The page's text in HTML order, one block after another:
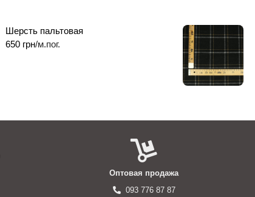
Шерсть пальтовая
650 грн/м.пог.
Оптовая продажа
093 776 87 87